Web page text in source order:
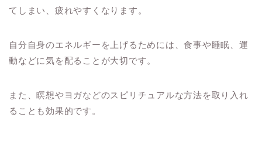
てしまい、疲れやすくなります。
自分自身のエネルギーを上げるためには、食事や睡眠、運
動などに気を配ることが大切です。
また、瞑想やヨガなどのスピリチュアルな方法を取り入れ
ることも効果的です。